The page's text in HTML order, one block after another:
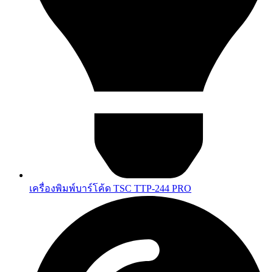
เครื่องพิมพ์บาร์โค้ด TSC TTP-244 PRO